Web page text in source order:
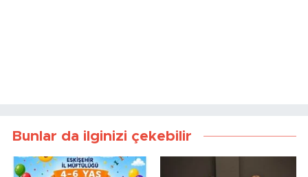
Bunlar da ilginizi çekebilir